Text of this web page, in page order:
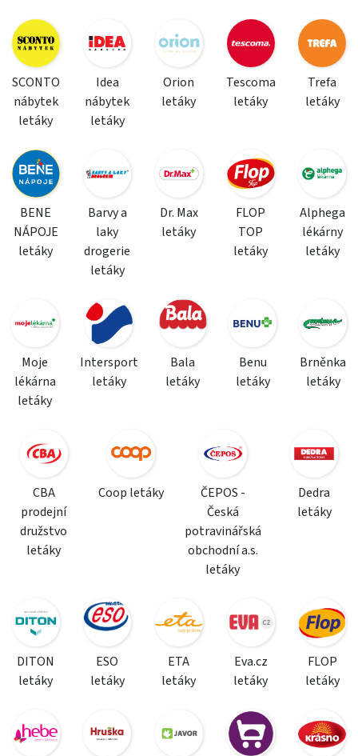
SCONTO
nábytek
letáky
Idea
nábytek
letáky
Orion
letáky
Tescoma
letáky
Trefa
letáky
BENE
NÁPOJE
letáky
Barvy a
laky
drogerie
letáky
Dr. Max
letáky
FLOP
TOP
letáky
Alphega
lékárny
letáky
Moje
lékárna
letáky
Intersport
letáky
Bala
letáky
Benu
letáky
Brněnka
letáky
CBA
prodejní
družstvo
letáky
Coop letáky
ČEPOS -
Česká
potravinářská
obchodní a.s.
letáky
Dedra
letáky
DITON
letáky
ESO
letáky
ETA
letáky
Eva.cz
letáky
FLOP
letáky